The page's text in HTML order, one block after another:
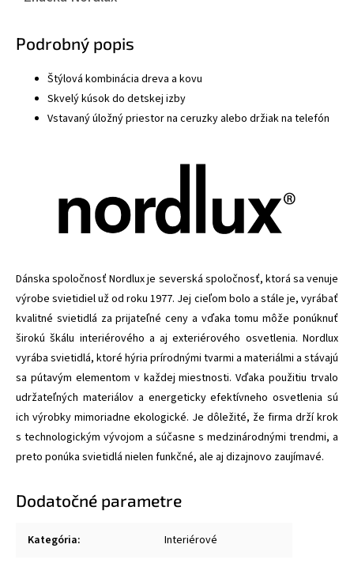
Podrobný popis
Štýlová kombinácia dreva a kovu
Skvelý kúsok do detskej izby
Vstavaný úložný priestor na ceruzky alebo držiak na telefón
Dánska spoločnosť Nordlux je severská spoločnosť, ktorá sa venuje
výrobe svietidiel už od roku 1977. Jej cieľom bolo a stále je, vyrábať
kvalitné svietidlá za prijateľné ceny a vďaka tomu môže ponúknuť
širokú škálu interiérového a aj exteriérového osvetlenia. Nordlux
vyrába svietidlá, ktoré hýria prírodnými tvarmi a materiálmi a stávajú
sa pútavým elementom v každej miestnosti. Vďaka použitiu trvalo
udržateľných materiálov a energeticky efektívneho osvetlenia sú
ich výrobky mimoriadne ekologické. Je dôležité, že firma drží krok
s technologickým vývojom a súčasne s medzinárodnými trendmi, a
preto ponúka svietidlá nielen funkčné, ale aj dizajnovo zaujímavé.
Dodatočné parametre
Kategória: Interiérové